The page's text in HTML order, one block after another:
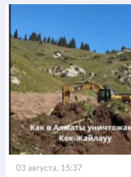
03 августа, 15:37